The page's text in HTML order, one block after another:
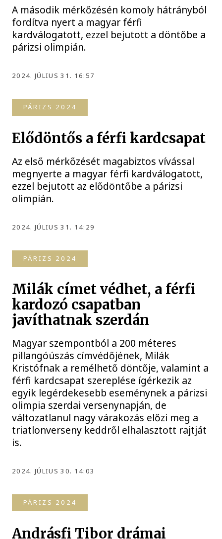
A második mérkőzésén komoly hátrányból
fordítva nyert a magyar férfi
kardválogatott, ezzel bejutott a döntőbe a
párizsi olimpián.
2024. JÚLIUS 31. 16:57
PÁRIZS 2024
Elődöntős a férfi kardcsapat
Az első mérkőzését magabiztos vívással
megnyerte a magyar férfi kardválogatott,
ezzel bejutott az elődöntőbe a párizsi
olimpián.
2024. JÚLIUS 31. 14:29
PÁRIZS 2024
Milák címet védhet, a férfi
kardozó csapatban
javíthatnak szerdán
Magyar szempontból a 200 méteres
pillangóúszás címvédőjének, Milák
Kristófnak a remélhető döntője, valamint a
férfi kardcsapat szereplése ígérkezik az
egyik legérdekesebb eseménynek a párizsi
olimpia szerdai versenynapján, de
változatlanul nagy várakozás előzi meg a
triatlonverseny keddről elhalasztott rajtját
is.
2024. JÚLIUS 30. 14:03
PÁRIZS 2024
Andrásfi Tibor drámai